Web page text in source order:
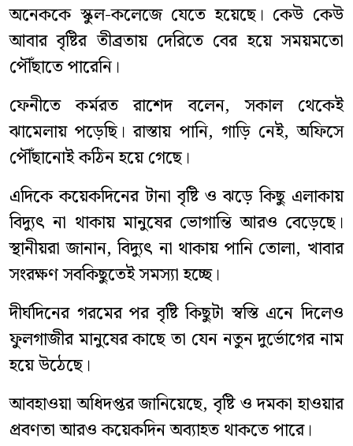
অনেককে স্কুল-কলেজে যেতে হয়েছে। কেউ কেউ
আবার বৃষ্টির তীব্রতায় দেরিতে বের হয়ে সময়মতো
পৌঁছাতে পারেনি।
ফেনীতে কর্মরত রাশেদ বলেন, সকাল থেকেই
ঝামেলায় পড়েছি। রাস্তায় পানি, গাড়ি নেই, অফিসে
পৌঁছানোই কঠিন হয়ে গেছে।
এদিকে কয়েকদিনের টানা বৃষ্টি ও ঝড়ে কিছু এলাকায়
বিদ্যুৎ না থাকায় মানুষের ভোগান্তি আরও বেড়েছে।
স্থানীয়রা জানান, বিদ্যুৎ না থাকায় পানি তোলা, খাবার
সংরক্ষণ সবকিছুতেই সমস্যা হচ্ছে।
দীর্ঘদিনের গরমের পর বৃষ্টি কিছুটা স্বস্তি এনে দিলেও
ফুলগাজীর মানুষের কাছে তা যেন নতুন দুর্ভোগের নাম
হয়ে উঠেছে।
আবহাওয়া অধিদপ্তর জানিয়েছে, বৃষ্টি ও দমকা হাওয়ার
প্রবণতা আরও কয়েকদিন অব্যাহত থাকতে পারে।